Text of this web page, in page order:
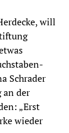
will
Schrader
an der
„Erst
wieder